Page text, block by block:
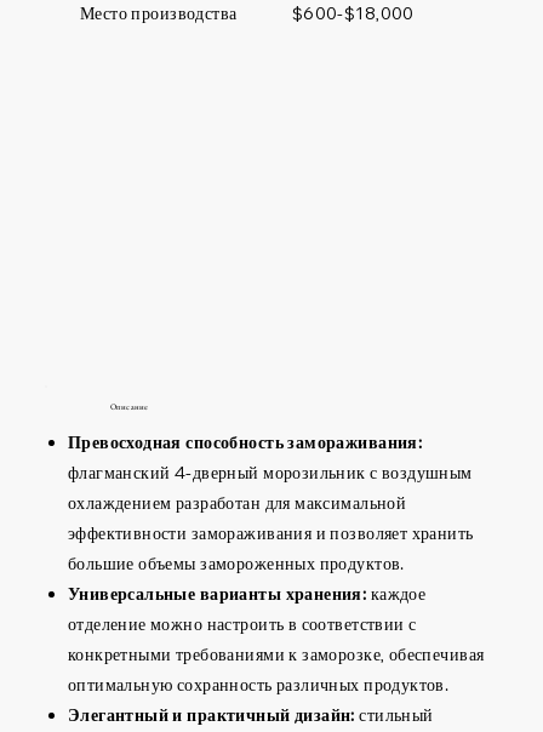
Место производства
$600-$18,000
Превосходная способность замораживания:
флагманский 4-дверный морозильник с воздушным
охлаждением разработан для максимальной
эффективности замораживания и позволяет хранить
большие объемы замороженных продуктов.
Универсальные варианты хранения: каждое
отделение можно настроить в соответствии с
конкретными требованиями к заморозке, обеспечивая
оптимальную сохранность различных продуктов.
Элегантный и практичный дизайн: стильный
Описание